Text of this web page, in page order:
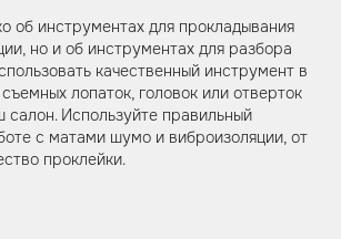
об инструментах для прокладывания
но и об инструментах для разбора
качественный инструмент в
лопаток, головок или отверток
салон. Используйте правильный
с матами шумо и виброизоляции, от
проклейки.